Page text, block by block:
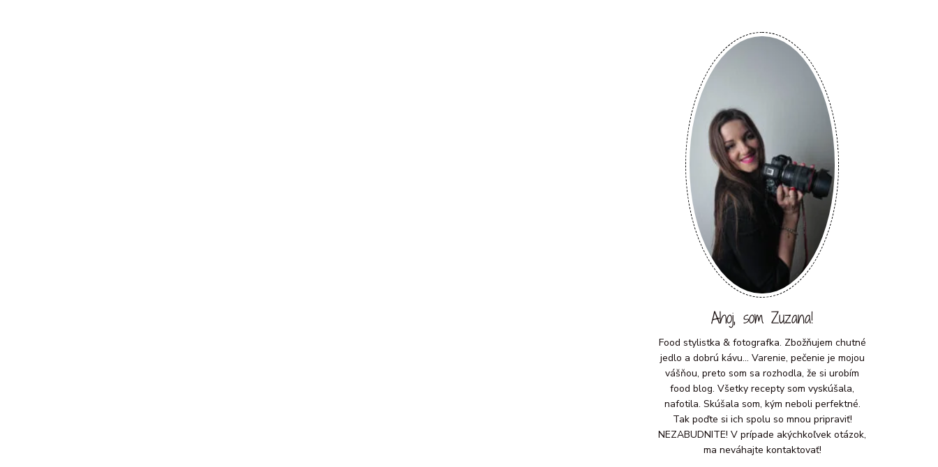
Ahoj, som Zuzana!
Food stylistka & fotografka. Zbožňujem chutné
jedlo a dobrú kávu... Varenie, pečenie je mojou
vášňou, preto som sa rozhodla, že si urobím
food blog. Všetky recepty som vyskúšala,
nafotila. Skúšala som, kým neboli perfektné.
Tak poďte si ich spolu so mnou pripraviť!
NEZABUDNITE! V prípade akýchkoľvek otázok,
ma neváhajte kontaktovať!